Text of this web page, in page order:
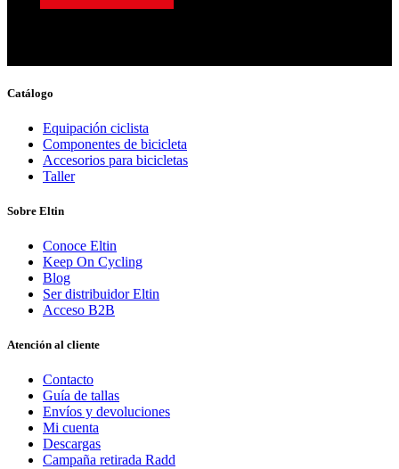
Catálogo
Equipación ciclista
Componentes de bicicleta
Accesorios para bicicletas
Taller
Sobre Eltin
Conoce Eltin
Keep On Cycling
Blog
Ser distribuidor Eltin
Acceso B2B
Atención al cliente
Contacto
Guía de tallas
Envíos y devoluciones
Mi cuenta
Descargas
Campaña retirada Radd